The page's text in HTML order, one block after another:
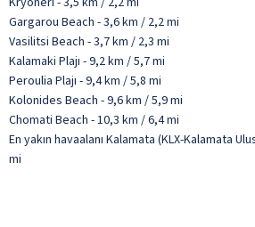
Gargarou Beach - 3,6 km / 2,2 mi
Vasilitsi Beach - 3,7 km / 2,3 mi
Kalamaki Plajı - 9,2 km / 5,7 mi
Peroulia Plajı - 9,4 km / 5,8 mi
Kolonides Beach - 9,6 km / 5,9 mi
Chomati Beach - 10,3 km / 6,4 mi
En yakın havaalanı Kalamata (KLX-Kalamata
mi